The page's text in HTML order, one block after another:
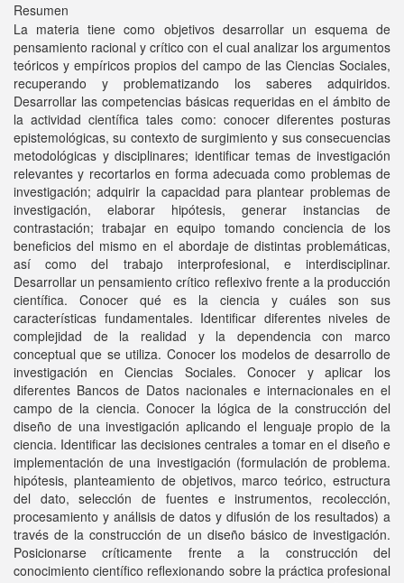
Resumen
La materia tiene como objetivos desarrollar un esquema de
pensamiento racional y crítico con el cual analizar los argumentos
teóricos y empíricos propios del campo de las Ciencias Sociales,
recuperando y problematizando los saberes adquiridos.
Desarrollar las competencias básicas requeridas en el ámbito de
la actividad científica tales como: conocer diferentes posturas
epistemológicas, su contexto de surgimiento y sus consecuencias
metodológicas y disciplinares; identificar temas de investigación
relevantes y recortarlos en forma adecuada como problemas de
investigación; adquirir la capacidad para plantear problemas de
investigación, elaborar hipótesis, generar instancias de
contrastación; trabajar en equipo tomando conciencia de los
beneficios del mismo en el abordaje de distintas problemáticas,
así como del trabajo interprofesional, e interdisciplinar.
Desarrollar un pensamiento crítico reflexivo frente a la producción
científica. Conocer qué es la ciencia y cuáles son sus
características fundamentales. Identificar diferentes niveles de
complejidad de la realidad y la dependencia con marco
conceptual que se utiliza. Conocer los modelos de desarrollo de
investigación en Ciencias Sociales. Conocer y aplicar los
diferentes Bancos de Datos nacionales e internacionales en el
campo de la ciencia. Conocer la lógica de la construcción del
diseño de una investigación aplicando el lenguaje propio de la
ciencia. Identificar las decisiones centrales a tomar en el diseño e
implementación de una investigación (formulación de problema.
hipótesis, planteamiento de objetivos, marco teórico, estructura
del dato, selección de fuentes e instrumentos, recolección,
procesamiento y análisis de datos y difusión de los resultados) a
través de la construcción de un diseño básico de investigación.
Posicionarse críticamente frente a la construcción del
conocimiento científico reflexionando sobre la práctica profesional